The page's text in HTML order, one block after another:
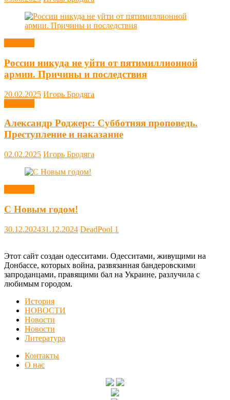
России никуда не уйти от пятимиллионной
армии. Причины и последствия
20.02.2025 Игорь Бродяга
Александр Роджерс: Субботняя проповедь.
Преступление и наказание
02.02.2025 Игорь Бродяга
С Новым годом!
30.12.202431.12.2024 DeadPool 1
Этот сайт создан одесситами. Одесситами, живущими на
Донбассе, которых война, развязанная бандеровскими
запроданцами, правящими бал на Украине, разлучила с
любимым городом.
История
НОВОСТИ
Новости
Новости
Литература
Контакты
О нас